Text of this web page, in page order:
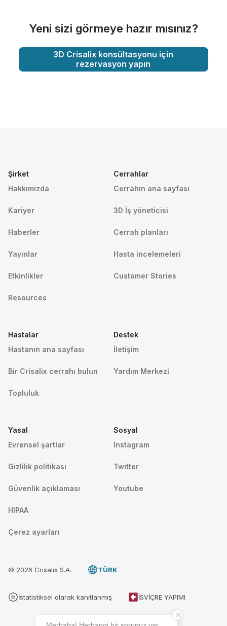
Yeni sizi görmeye hazır mısınız?
3D Crisalix konsültasyonu için
rezervasyon yapın
Şirket
Hakkımızda
Kariyer
Haberler
Yayınlar
Etkinlikler
Resources
Cerrahlar
Cerrahın ana sayfası
3D İş yöneticisi
Cerrah planları
Hasta incelemeleri
Customer Stories
Hastalar
Hastanın ana sayfası
Bir Crisalix cerrahı bulun
Topluluk
Destek
İletişim
Yardım Merkezi
Yasal
Evrensel şartlar
Gizlilik politikası
Güvenlik açıklaması
HIPAA
Çerez ayarları
Sosyal
Instagram
Twitter
Youtube
© 2026 Crisalix S.A. TÜRK
İstatistiksel olarak kanıtlanmış İSVIÇRE YAPIMI